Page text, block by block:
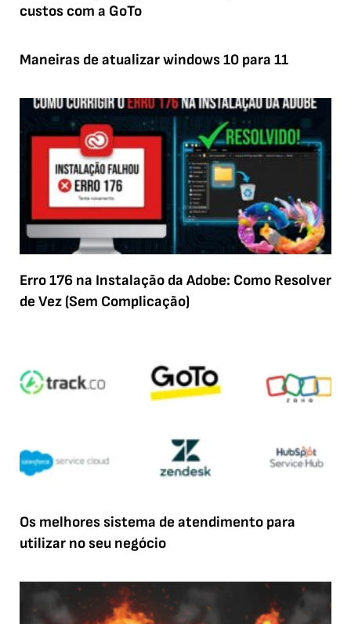
custos com a GoTo
Maneiras de atualizar windows 10 para 11
Erro 176 na Instalação da Adobe: Como Resolver
de Vez (Sem Complicação)
Os melhores sistema de atendimento para
utilizar no seu negócio